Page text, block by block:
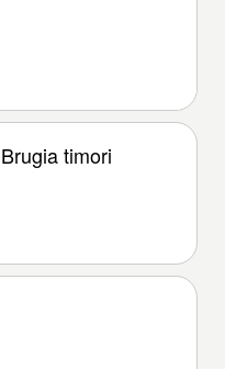
timori